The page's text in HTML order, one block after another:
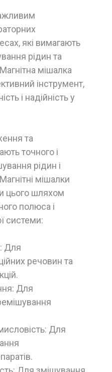
які вимагають
рідин та
мішалка
інструмент,
і надійність у
та
точного і
рідин і
мішалки
цього шляхом
полюса і
системи:
Для
речовин та
Для
Для